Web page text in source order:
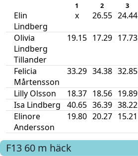
1 2 3
Elin
Lindberg
x 26.55 24.44
Olivia
Lindberg
Tillander
19.15 17.29 17.73
Felicia
Mårtensson
33.29 34.38 32.85
Lilly Olsson 18.37 18.56 19.89
Isa Lindberg
40.65 36.39 38.22
Elinore
Andersson
19.80 20.27 15.21
F13 60 m häck